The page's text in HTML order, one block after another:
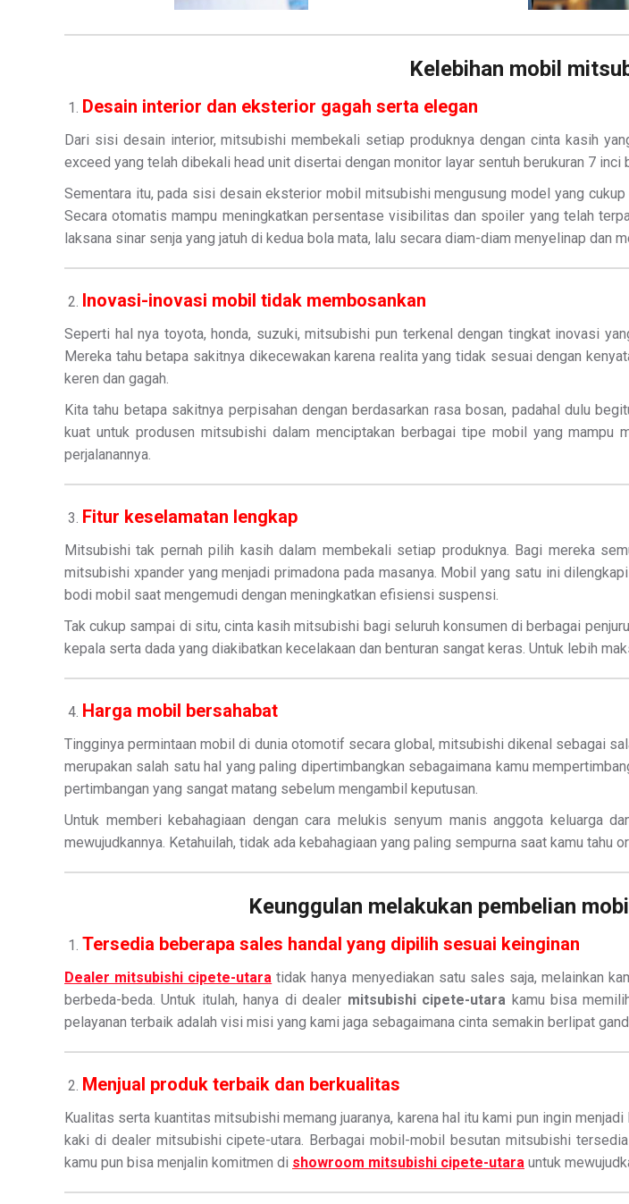
Kelebihan mobil
Desain interior dan eksterior gagah serta elegan
Dari sisi desain interior, mitsubishi membekali setiap produknya dengan cinta kasih
exceed yang telah dibekali head unit disertai dengan monitor layar sentuh berukuran 7
Sementara itu, pada sisi desain eksterior mobil mitsubishi mengusung model yang
Secara otomatis mampu meningkatkan persentase visibilitas dan spoiler yang telah
laksana sinar senja yang jatuh di kedua bola mata, lalu secara diam-diam menyelinap dan
Inovasi-inovasi mobil tidak membosankan
Seperti hal nya toyota, honda, suzuki, mitsubishi pun terkenal dengan tingkat inovasi
Mereka tahu betapa sakitnya dikecewakan karena realita yang tidak sesuai dengan
keren dan gagah.
Kita tahu betapa sakitnya perpisahan dengan berdasarkan rasa bosan, padahal dulu
kuat untuk produsen mitsubishi dalam menciptakan berbagai tipe mobil yang mampu
perjalanannya.
Fitur keselamatan lengkap
Mitsubishi tak pernah pilih kasih dalam membekali setiap produknya. Bagi mereka
mitsubishi xpander yang menjadi primadona pada masanya. Mobil yang satu ini
bodi mobil saat mengemudi dengan meningkatkan efisiensi suspensi.
Tak cukup sampai di situ, cinta kasih mitsubishi bagi seluruh konsumen di berbagai
kepala serta dada yang diakibatkan kecelakaan dan benturan sangat keras. Untuk lebih
Harga mobil bersahabat
Tingginya permintaan mobil di dunia otomotif secara global, mitsubishi dikenal sebagai
merupakan salah satu hal yang paling dipertimbangkan sebagaimana kamu
pertimbangan yang sangat matang sebelum mengambil keputusan.
Untuk memberi kebahagiaan dengan cara melukis senyum manis anggota keluarga
mewujudkannya. Ketahuilah, tidak ada kebahagiaan yang paling sempurna saat kamu tahu
Keunggulan melakukan pembelian
Tersedia beberapa sales handal yang dipilih sesuai keinginan
Dealer mitsubishi cipete-utara tidak hanya menyediakan satu sales saja, melainkan
berbeda-beda. Untuk itulah, hanya di dealer mitsubishi cipete-utara kamu bisa
pelayanan terbaik adalah visi misi yang kami jaga sebagaimana cinta semakin berlipat
Menjual produk terbaik dan berkualitas
Kualitas serta kuantitas mitsubishi memang juaranya, karena hal itu kami pun ingin
kaki di dealer mitsubishi cipete-utara. Berbagai mobil-mobil besutan mitsubishi
kamu pun bisa menjalin komitmen di showroom mitsubishi cipete-utara untuk